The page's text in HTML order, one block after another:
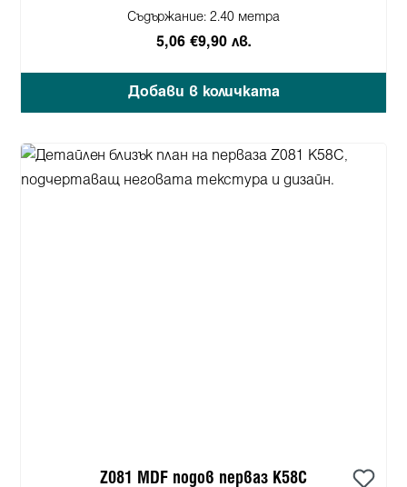
Съдържание: 2.40 метра
5,06 €9,90 лв.
Добави в количката
Z081 MDF подов перваз K58C